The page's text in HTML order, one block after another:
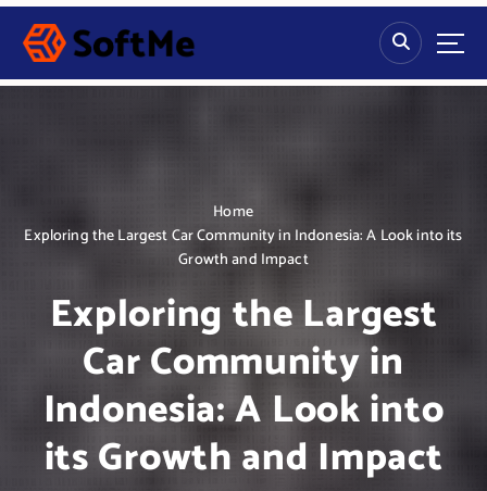
S
p
Home
Exploring the Largest Car Community in Indonesia: A Look into its
Growth and Impact
Exploring the Largest
Car Community in
Indonesia: A Look into
its Growth and Impact